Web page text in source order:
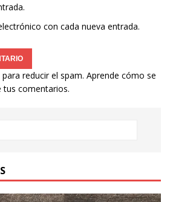
con cada nueva entrada.
reducir el spam. Aprende cómo se
tus comentarios.